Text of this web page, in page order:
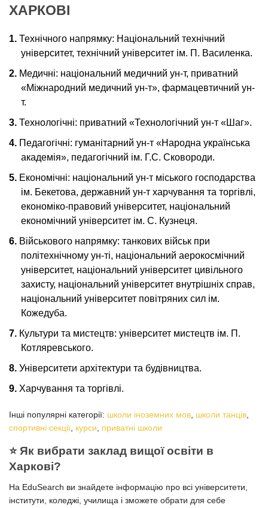
ХАРКОВІ
Технічного напрямку: Національний технічний
університет, технічний університет ім. П. Василенка.
Медичні: національний медичний ун-т, приватний
«Міжнародний медичний ун-т», фармацевтичний ун-
т.
Технологічні: приватний «Технологічний ун-т «Шаг».
Педагогічні: гуманітарний ун-т «Народна українська
академія», педагогічний ім. Г.С. Сковороди.
Економічні: національний ун-т міського господарства
ім. Бекетова, державний ун-т харчування та торгівлі,
економіко-правовий університет, національний
економічний університет ім. С. Кузнеця.
Військового напрямку: танкових військ при
політехнічному ун-ті, національний аерокосмічний
університет, національний університет цивільного
захисту, національний університет внутрішніх справ,
національний університет повітряних сил ім.
Кожедуба.
Культури та мистецтв: університет мистецтв ім. П.
Котляревського.
Університети архітектури та будівництва.
Харчування та торгівлі.
Інші популярні категорії: школи іноземних мов, школи танців,
спортивні секції, курси, приватні школи
⭐️ Як вибрати заклад вищої освіти в
Харкові?
На EduSearch ви знайдете інформацію про всі університети,
інститути, коледжі, училища і зможете обрати для себе